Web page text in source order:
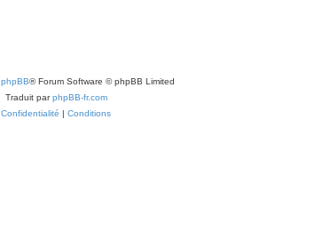
phpBB® Forum Software © phpBB Limited
Traduit parphpBB-fr.com
Confidentialité | Conditions